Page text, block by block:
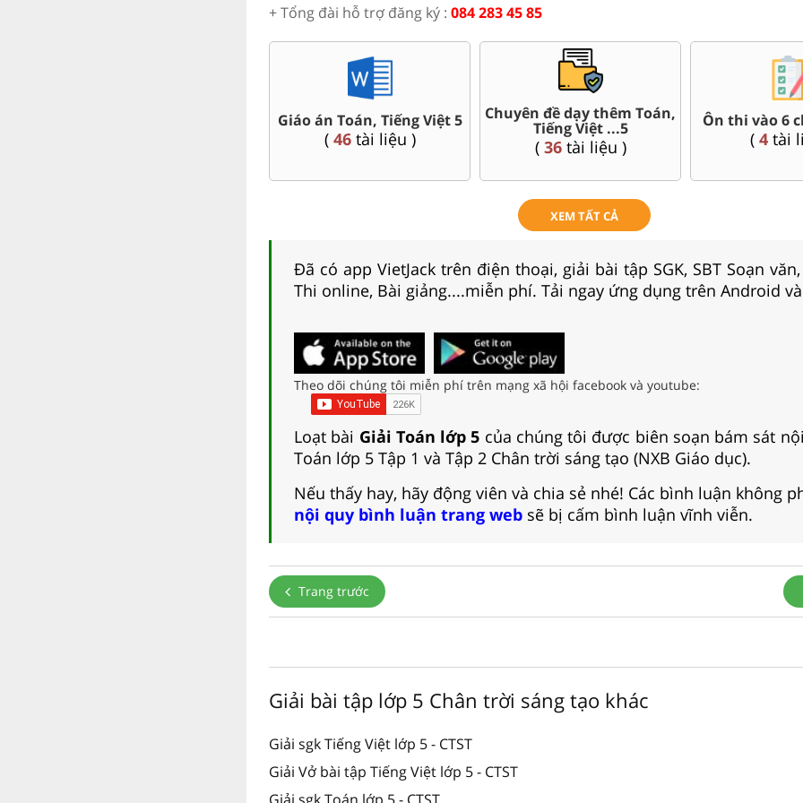
+ Tổng đài hỗ trợ đăng ký : 084 283 45 85
Bài tập cuối tuần Toán,
Tiếng Việt
(5tài liệu )
Đề thi giữa kì, cuối kì 5
(95tài liệu )
Bài giảng
Toán,
(18 tài
XEM TẤT CẢ
Đã có app VietJack trên điện thoại, giải bài tập SGK, SBT Soạn
Thi online, Bài giảng....miễn phí. Tải ngay ứng dụng trên Android và
Theo dõi chúng tôi miễn phí trên mạng xã hội facebook và youtube:
Loạt bài Giải Toán lớp 5 của chúng tôi được biên soạn bám sát
Toán lớp 5 Tập 1 và Tập 2 Chân trời sáng tạo (NXB Giáo dục).
Nếu thấy hay, hãy động viên và chia sẻ nhé! Các bình luận không
nội quy bình luận trang web sẽ bị cấm bình luận vĩnh viễn.
Trang trước
Giải bài tập lớp 5 Chân trời sáng tạo khác
Giải sgk Tiếng Việt lớp 5 - CTST
Giải Vở bài tập Tiếng Việt lớp 5 - CTST